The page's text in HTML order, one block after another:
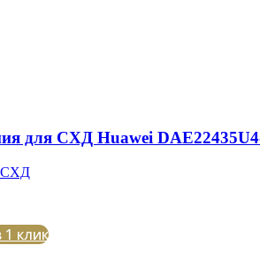
для СХД Huawei
СХД
1 клик